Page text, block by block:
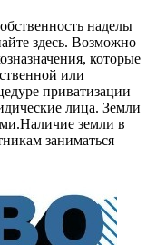
наделы
здесь. Возможно
которые
или
приватизации
лица. Земли
земли в
заниматься